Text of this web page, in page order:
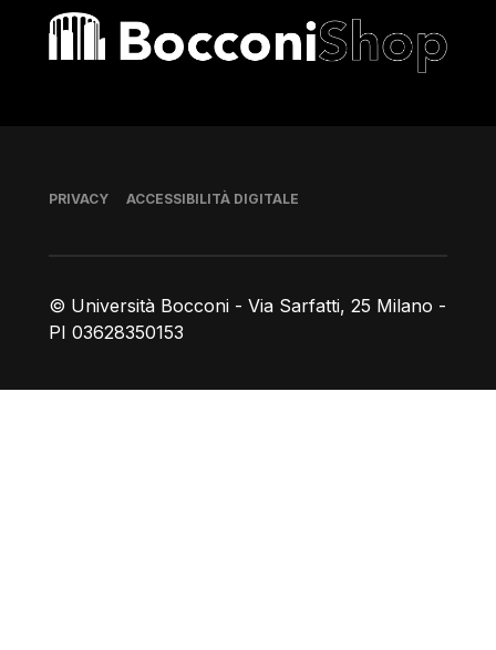
Bocconi shop
© Università Bocconi - Via Sarfatti, 25 Milano -
PI 03628350153
Piè di pagina
PRIVACY ACCESSIBILITÀ DIGITALE